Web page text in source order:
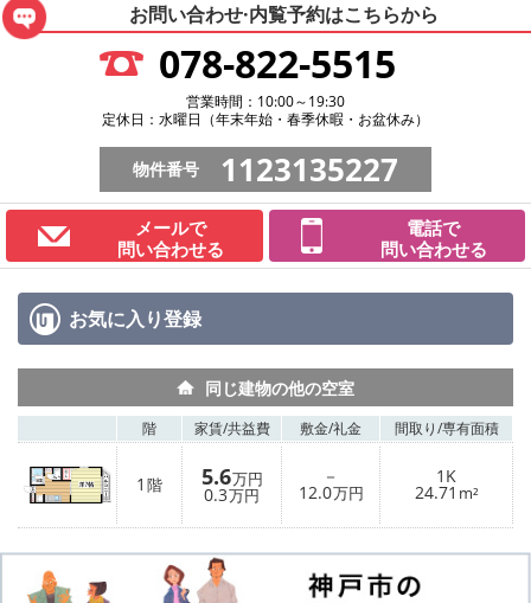
お問い合わせ·内覧予約はこちらから
078-822-5515
営業時間：10:00～19:30
定休日：水曜日（年末年始・春季休暇・お盆休み）
物件番号 1123135227
メールで
問い合わせる
電話で
問い合わせる
お気に入り登録
同じ建物の他の空室
階 家賃/共益費 敷金/礼金 間取り/専有面積
1 階 5.6万円
0.3万円
－
12.0万円
1K
24.71 m²